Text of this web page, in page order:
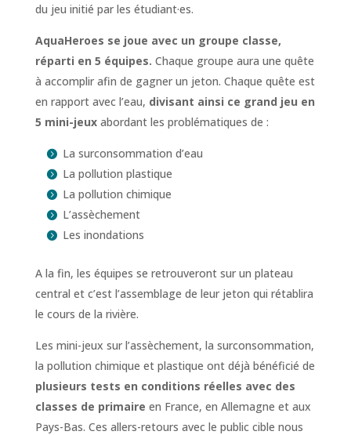
du jeu initié par les étudiant·es.
AquaHeroes se joue avec un groupe classe,
réparti en 5 équipes. Chaque groupe aura une quête
à accomplir afin de gagner un jeton. Chaque quête est
en rapport avec l’eau, divisant ainsi ce grand jeu en
5 mini-jeuxabordant les problématiques de :
La surconsommation d’eau
La pollution plastique
La pollution chimique
L’assèchement
Les inondations
A la fin, les équipes se retrouveront sur un plateau
central et c’est l’assemblage de leur jeton qui rétablira
le cours de la rivière.
Les mini-jeux sur l’assèchement, la surconsommation,
la pollution chimique et plastique ont déjà bénéficié de
plusieurs tests en conditions réelles avec des
classes de primaire en France, en Allemagne et aux
Pays-Bas. Ces allers-retours avec le public cible nous